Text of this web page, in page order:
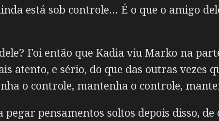
está sob controle… É o que o amigo
Foi então que Kadia viu Marko na
atento, e sério, do que das outras vezes
o controle, mantenha o controle,
pegar pensamentos soltos depois disso,